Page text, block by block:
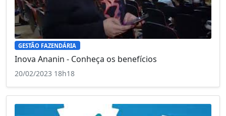
GESTÃO FAZENDÁRIA
Inova Ananin - Conheça os benefícios
20/02/2023 18h18